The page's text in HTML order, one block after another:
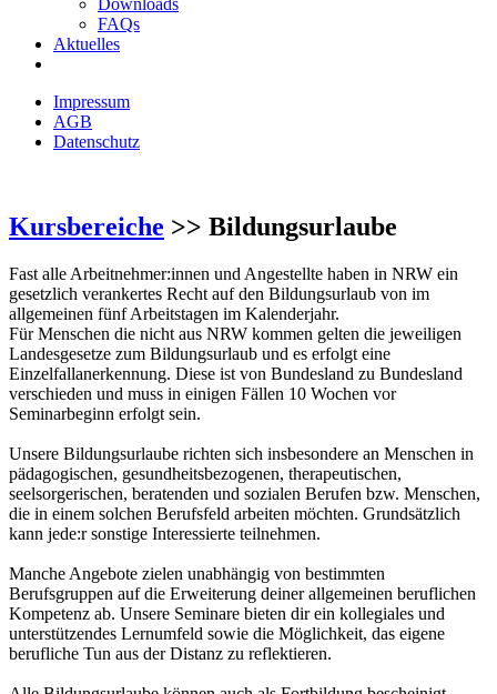
Downloads
FAQs
Aktuelles
Impressum
AGB
Datenschutz
Kursbereiche >> Bildungsurlaube
Fast alle Arbeitnehmer:innen und Angestellte haben in NRW ein
gesetzlich verankertes Recht auf den Bildungsurlaub von im
allgemeinen fünf Arbeitstagen im Kalenderjahr.
Für Menschen die nicht aus NRW kommen gelten die jeweiligen
Landesgesetze zum Bildungsurlaub und es erfolgt eine
Einzelfallanerkennung. Diese ist von Bundesland zu Bundesland
verschieden und muss in einigen Fällen 10 Wochen vor
Seminarbeginn erfolgt sein.
Unsere Bildungsurlaube richten sich insbesondere an Menschen in
pädagogischen, gesundheitsbezogenen, therapeutischen,
seelsorgerischen, beratenden und sozialen Berufen bzw. Menschen,
die in einem solchen Berufsfeld arbeiten möchten. Grundsätzlich
kann jede:r sonstige Interessierte teilnehmen.
Manche Angebote zielen unabhängig von bestimmten
Berufsgruppen auf die Erweiterung deiner allgemeinen beruflichen
Kompetenz ab. Unsere Seminare bieten dir ein kollegiales und
unterstützendes Lernumfeld sowie die Möglichkeit, das eigene
berufliche Tun aus der Distanz zu reflektieren.